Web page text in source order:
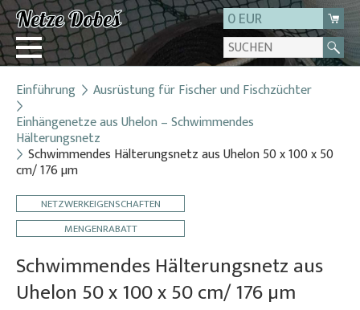
0 EUR
Registrierung
Über uns
Kontakt
Einführung
Ausrüstung für Fischer und Fischzüchter
Einhängenetze aus Uhelon – Schwimmendes
Hälterungsnetz
Schwimmendes Hälterungsnetz aus Uhelon 50 x 100 x 50
cm/ 176 µm
NETZWERKEIGENSCHAFTEN
MENGENRABATT
Schwimmendes Hälterungsnetz aus
Uhelon 50 x 100 x 50 cm/ 176 µm